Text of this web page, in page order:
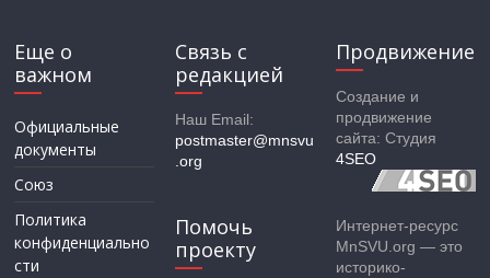
Еще о
важном
Официальные
документы
Союз
Политика
конфиденциально
сти
Связь с
редакцией
Наш Email:
postmaster@mnsvu
.org
Помочь
проекту
Продвижение
Создание и
продвижение
сайта: Студия
4SEO
Интернет-ресурс
MnSVU.org — это
историко-